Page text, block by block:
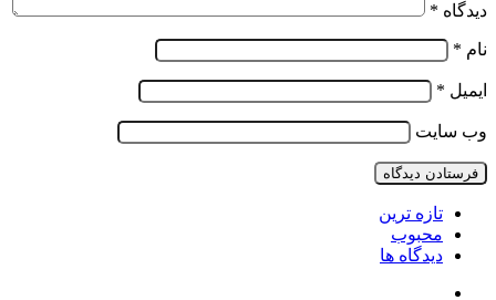
دیدگاه *
نام *
ایمیل *
وب‌ سایت
تازه ترین
محبوب
دیدگاه ها